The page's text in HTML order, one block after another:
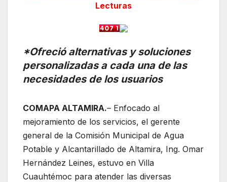
Lecturas
*Ofreció alternativas y soluciones
personalizadas a cada una de las
necesidades de los usuarios
COMAPA ALTAMIRA.– Enfocado al
mejoramiento de los servicios, el gerente
general de la Comisión Municipal de Agua
Potable y Alcantarillado de Altamira, Ing. Omar
Hernández Leines, estuvo en Villa
Cuauhtémoc para atender las diversas